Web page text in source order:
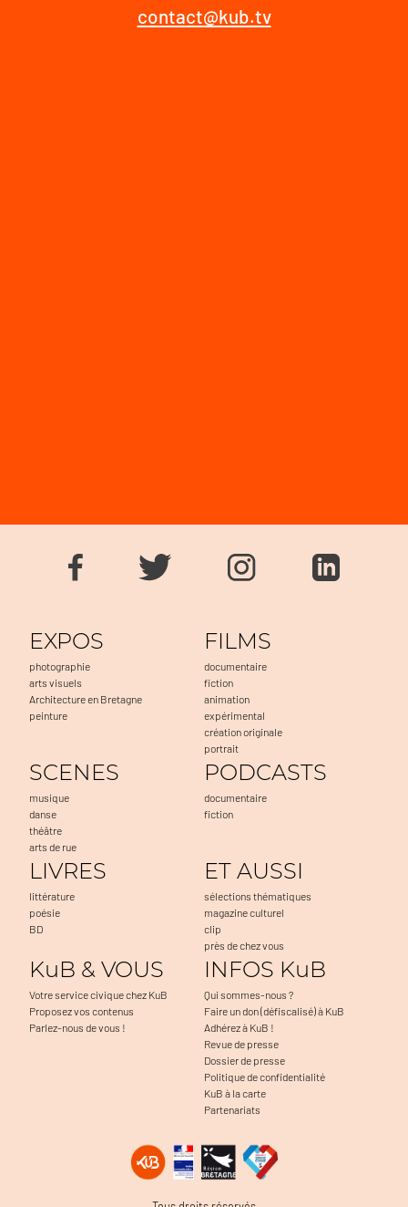
contact@kub.tv
EXPOS
photographie
arts visuels
Architecture en Bretagne
peinture
FILMS
documentaire
fiction
animation
expérimental
création originale
portrait
SCENES
musique
danse
théâtre
arts de rue
PODCASTS
documentaire
fiction
LIVRES
littérature
poésie
BD
ET AUSSI
sélections thématiques
magazine culturel
clip
près de chez vous
KuB & VOUS
Votre service civique chez KuB
Proposez vos contenus
Parlez-nous de vous !
INFOS KuB
Qui sommes-nous ?
Faire un don (défiscalisé) à KuB
Adhérez à KuB !
Revue de presse
Dossier de presse
Politique de confidentialité
KuB à la carte
Partenariats